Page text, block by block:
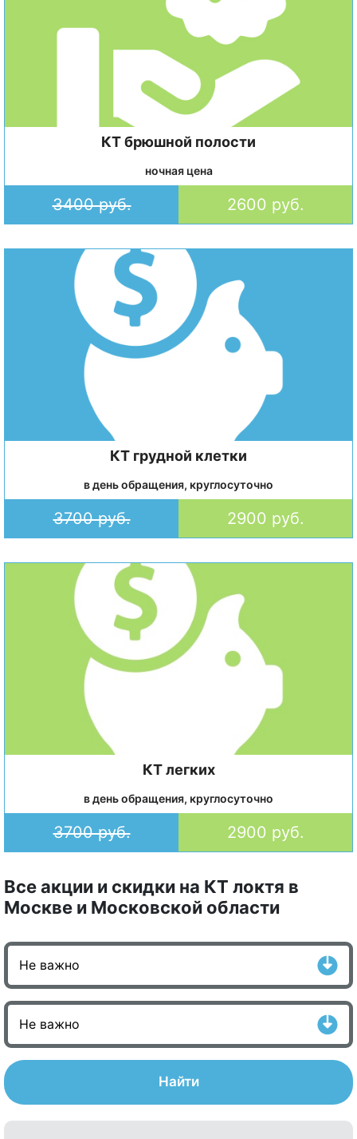
КТ брюшной полости
ночная цена
3400 руб. 2600 руб.
КТ грудной клетки
в день обращения, круглосуточно
3700 руб. 2900 руб.
КТ легких
в день обращения, круглосуточно
3700 руб. 2900 руб.
Все акции и скидки на КТ локтя в
Москве и Московской области
Найти